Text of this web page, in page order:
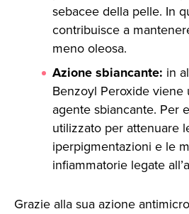
sebacee della pelle. In
contribuisce a
meno oleosa.
Azione sbiancante: in
Benzoyl Peroxide
agente sbiancante. Per
utilizzato per attenuare
iperpigmentazioni e le
infiammatorie legate
Grazie alla sua azione